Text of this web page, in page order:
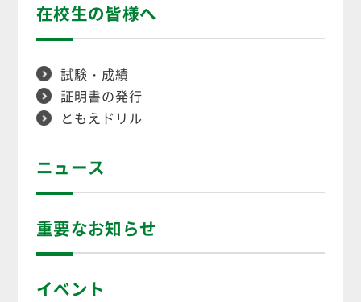
在校生の皆様へ
試験・成績
証明書の発行
ともえドリル
ニュース
重要なお知らせ
イベント